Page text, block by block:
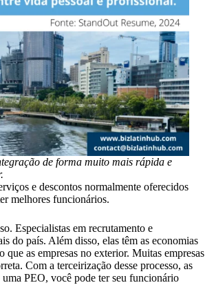
de forma muito mais rápida e
e descontos normalmente oferecidos
melhores funcionários.
Especialistas em recrutamento e
do país. Além disso, elas têm as economias
que as empresas no exterior. Muitas empresas
Com a terceirização desse processo, as
PEO, você pode ter seu funcionário